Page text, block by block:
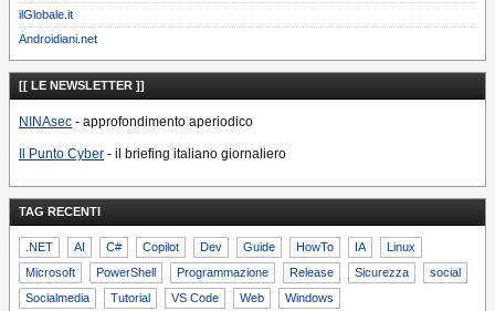
ilGlobale.it
Androidiani.net
[[ LE NEWSLETTER ]]
NINAsec - approfondimento aperiodico
Il Punto Cyber - il briefing italiano giornaliero
TAG RECENTI
.NET AI C# Copilot Dev Guide HowTo IA
Linux
Microsoft
PowerShell Programmazione Release Sicurezza
social
Socialmedia
Tutorial VS Code Web Windows